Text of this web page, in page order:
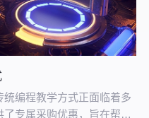
编程教学方式正面临着多
专属采购优惠，旨在帮助